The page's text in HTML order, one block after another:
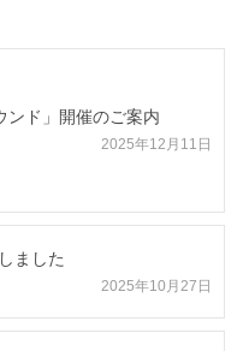
ンド」開催のご案内
2025年12月11日
ました
2025年10月27日